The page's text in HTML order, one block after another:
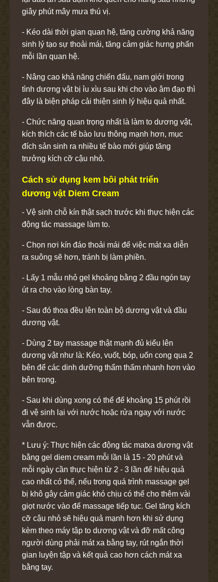
giây phút mây mưa thú vị.
- Kéo dài thời gian quan hệ, tăng cường khả năng
sinh lý tạo sự thoải mái, tăng cảm giác hưng phấn
mỗi lần quan hệ.
- Nâng cao khả năng chiến đấu, nam giới trong
tình dương vật bị ỉu xìu sau khi cho vào âm đạo thì
đây là biện pháp cải thiện sinh lý hiệu quả nhất.
- Chức năng quan trọng nhất là làm to dương vật,
kích thích các tế bào lưu thông mạnh hơn, mục
đích sản sinh ra nhiều tế bào mới giúp tăng
trưởng kích cỡ cậu nhỏ.
Cách sử dụng kem bôi phát triển
dương vật Diem Cream
- Vệ sinh chỗ kín thật sạch trước khi thực hiện các
động tác massage làm to.
- Chọn nơi kín đáo thoải mái để việc mát xa diễn
ra suông sẽ hơn, tránh bị làm phiền.
- Lấy 1 mẫu nhỏ gel khoảng bằng 2 đầu ngón tay
út ra cho vào lòng bàn tay.
- Sau đó thoa đều lên toàn bộ dương vật và đầu
dương vật.
- Dùng 2 tay massage thật mạnh đủ kiểu lên
dương vật như là: Kéo, vuốt, bóp, uốn cong qua 2
bên để các dinh dưỡng thẩm thấm nhanh hơn vào
bên trong.
- Sau khi dùng xong có thể để khoảng 15 phút rồi
đi vệ sinh lại với nước hoặc rửa ngay với nước
vẫn được.
* Lưu ý: Thực hiện các động tác matxa dương vật
bằng gel diem cream mỗi lần là 15 - 20 phút và
mỗi ngày cần thực hiện từ 2 - 3 lần để hiệu quả
cao nhất có thể, nếu trong quá trình massage gel
bị khô gây cảm giác khó chịu có thể cho thêm vài
giọt nước vào để massage tiếp tục. Gel tăng kích
cỡ cậu nhỏ sẽ hiệu quả mạnh hơn khi sử dụng
kèm theo máy tập to dương vật và đỡ mất công
người dùng phải mát xa bằng tay, rút ngắn thời
gian luyện tập và kết quả cao hơn cách mát xa
bằng tay.